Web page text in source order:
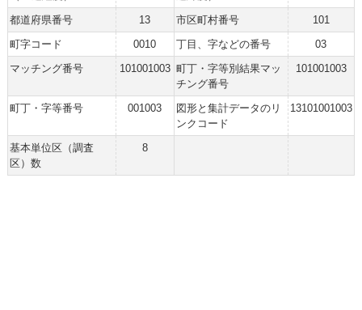
都道府県番号 13 市区町村番号
101
町字コード
0010 丁目、字などの番号
03
マッチング番号
101001003 町丁・字等別結果マッ
チング番号
101001003
町丁・字等番号 001003
図形と集計データのリ
ンクコード
13101001003
基本単位区（調査
区）数
8